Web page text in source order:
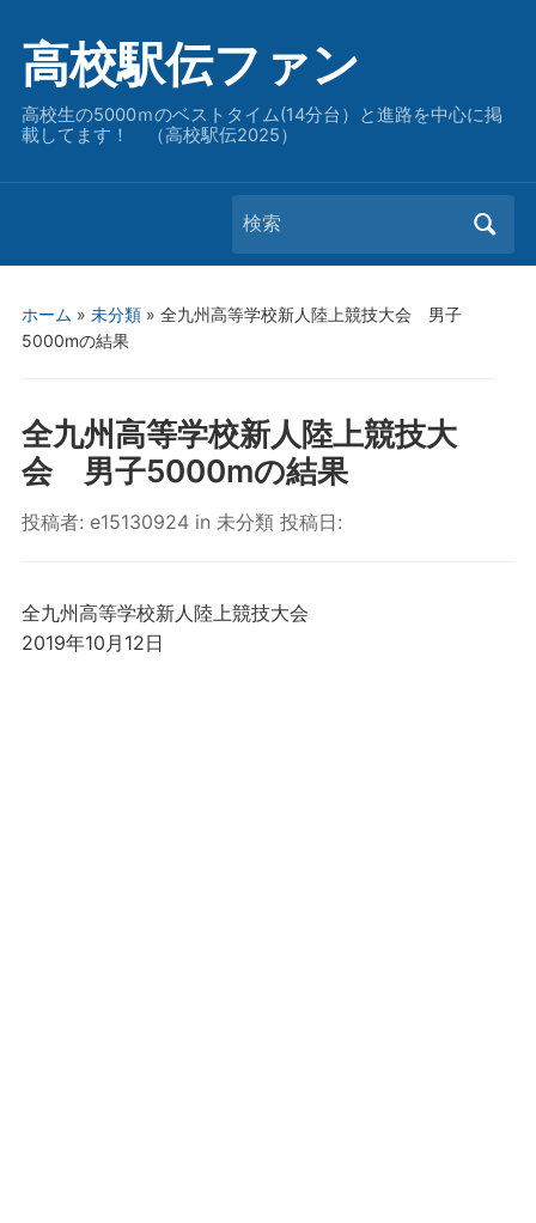
高校駅伝ファン
高校生の5000ｍのベストタイム(14分台）と進路を中心に掲
載してます！ （高校駅伝2025）
Search
for:
ホーム » 未分類» 全九州高等学校新人陸上競技大会 男子
5000mの結果
全九州高等学校新人陸上競技大
会 男子5000mの結果
投稿者: e15130924 in 未分類投稿日:
全九州高等学校新人陸上競技大会
2019年10月12日